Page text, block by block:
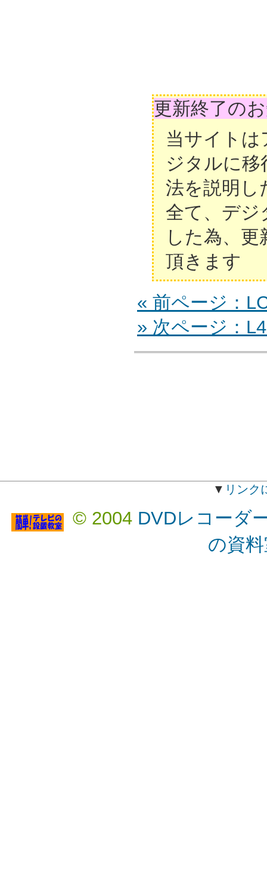
更新終了の
当サイト
ジタルに移
法を説明し
全て、デジ
した為、
頂きます
« 前ページ：
» 次ページ：
▼ リンク
© 2004 DVDレコーダ
の資